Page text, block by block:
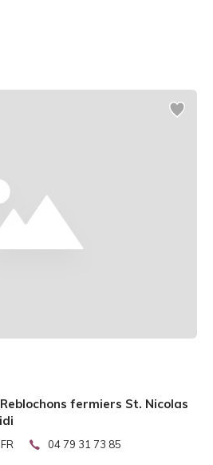
fermiers St. Nicolas
04 79 31 73 85